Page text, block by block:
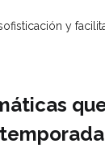
y